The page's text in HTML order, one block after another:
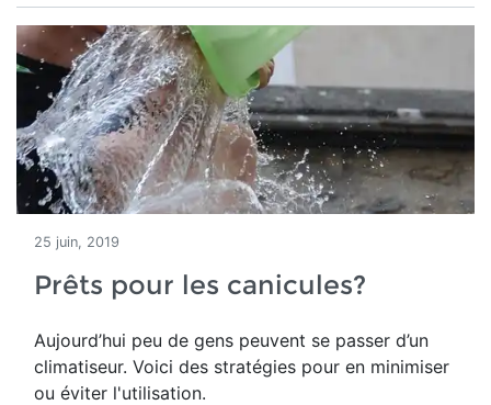
25 juin, 2019
Prêts pour les canicules?
Aujourd’hui peu de gens peuvent se passer d’un
climatiseur. Voici des stratégies pour en minimiser
ou éviter l'utilisation.